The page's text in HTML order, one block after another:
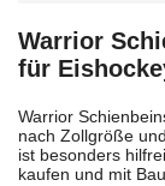
Warrior
für
Warrior
nach Zollgröße
ist besonders
kaufen und mit